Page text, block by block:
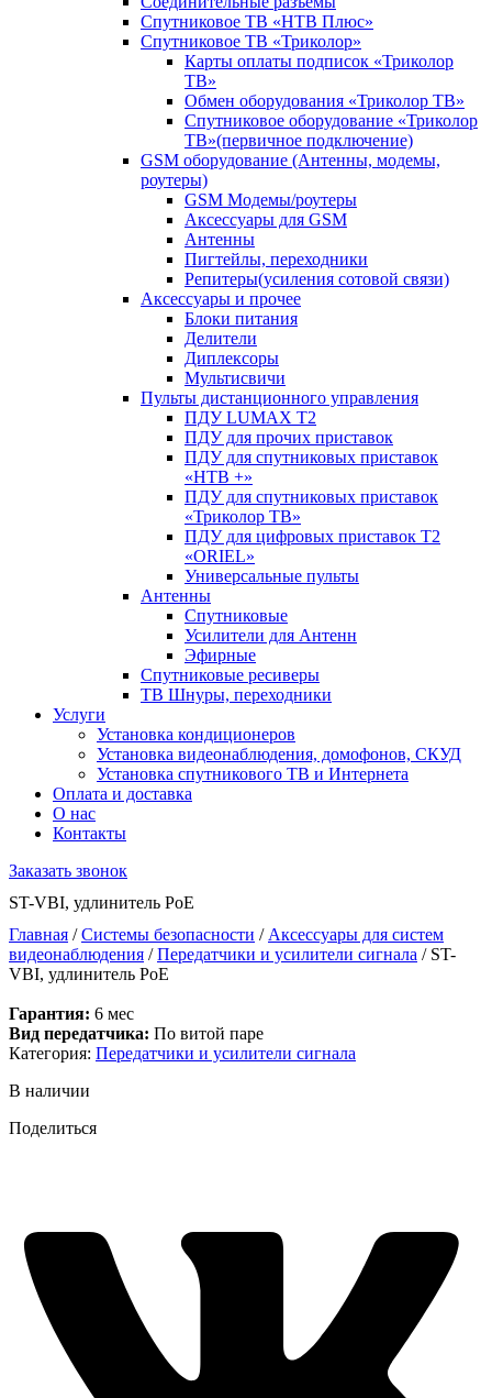
Спутниковое ТВ «НТВ Плюс»
Спутниковое ТВ «Триколор»
Карты оплаты подписок «Триколор
ТВ»
Обмен оборудования «Триколор ТВ»
Спутниковое оборудование «Триколор
ТВ»(первичное подключение)
GSM оборудование (Антенны, модемы,
роутеры)
GSM Модемы/роутеры
Аксессуары для GSM
Антенны
Пигтейлы, переходники
Репитеры(усиления сотовой связи)
Аксессуары и прочее
Блоки питания
Делители
Диплексоры
Мультисвичи
Пульты дистанционного управления
ПДУ LUMAX Т2
ПДУ для прочих приставок
ПДУ для спутниковых приставок
«НТВ +»
ПДУ для спутниковых приставок
«Триколор ТВ»
ПДУ для цифровых приставок Т2
«ORIEL»
Универсальные пульты
Антенны
Спутниковые
Усилители для Антенн
Эфирные
Спутниковые ресиверы
ТВ Шнуры, переходники
Услуги
Установка кондиционеров
Установка видеонаблюдения, домофонов, СКУД
Установка спутникового ТВ и Интернета
Оплата и доставка
О нас
Контакты
Заказать звонок
ST-VBI, удлинитель PoE
Главная /Системы безопасности / Аксессуары для систем
видеонаблюдения /Передатчики и усилители сигнала / ST-
VBI, удлинитель PoE
Гарантия: 6 мес
Вид передатчика: По витой паре
Категория: Передатчики и усилители сигнала
В наличии
Поделиться